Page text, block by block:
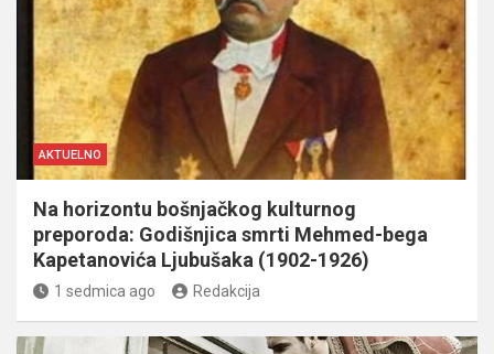
AKTUELNO
Na horizontu bošnjačkog kulturnog
preporoda: Godišnjica smrti Mehmed-bega
Kapetanovića Ljubušaka (1902-1926)
1 sedmica ago Redakcija